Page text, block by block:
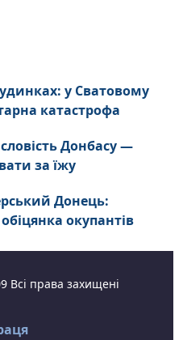
у Сватовому
катастрофа
Донбасу —
за їжу
Донець:
окупантів
Всі права захищені